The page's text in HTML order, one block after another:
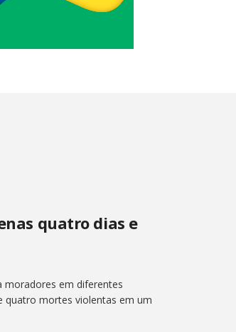
quatro dias e
moradores em diferentes
quatro mortes violentas em um